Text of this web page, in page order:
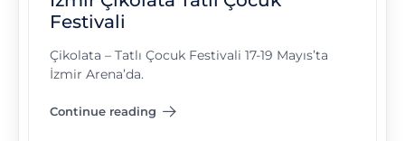
Festivali
Çikolata – Tatlı Çocuk Festivali 17-19 Mayıs’ta
İzmir Arena’da.
Continue reading
"İzmir Çikolata Tatlı Çocuk Festivali"